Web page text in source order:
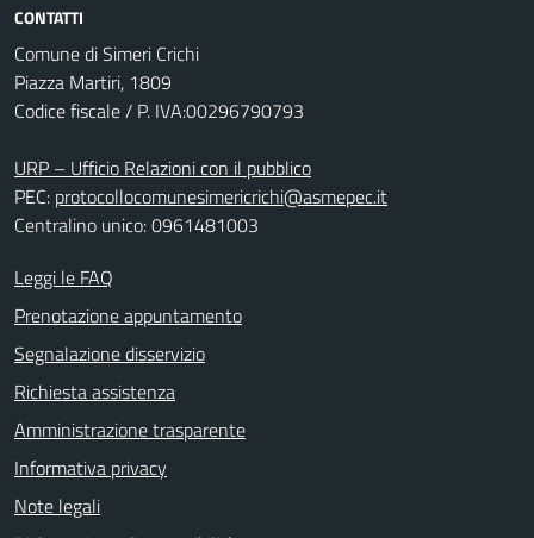
CONTATTI
Comune di Simeri Crichi
Piazza Martiri, 1809
Codice fiscale / P. IVA:00296790793
URP – Ufficio Relazioni con il pubblico
PEC: protocollocomunesimericrichi@asmepec.it
Centralino unico: 0961481003
Leggi le FAQ
Prenotazione appuntamento
Segnalazione disservizio
Richiesta assistenza
Amministrazione trasparente
Informativa privacy
Note legali